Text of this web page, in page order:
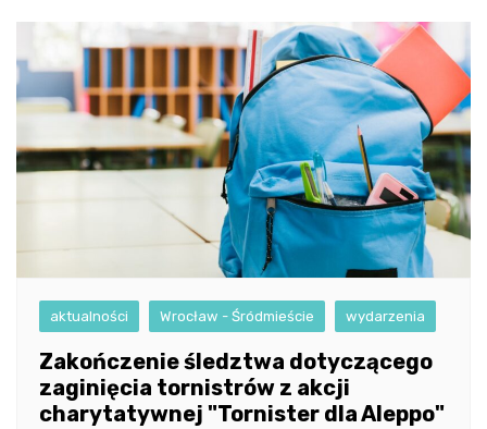
aktualności Wrocław - Śródmieście wydarzenia
Zakończenie śledztwa dotyczącego
zaginięcia tornistrów z akcji
charytatywnej "Tornister dla Aleppo"